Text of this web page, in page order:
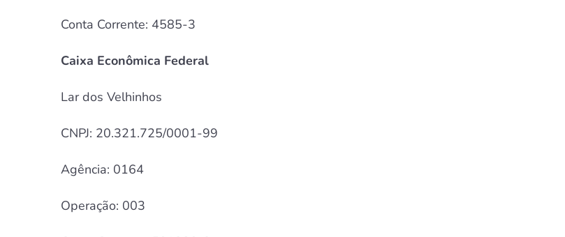
Conta Corrente: 4585-3
Caixa Econômica Federal
Lar dos Velhinhos
CNPJ: 20.321.725/0001-99
Agência: 0164
Operação: 003